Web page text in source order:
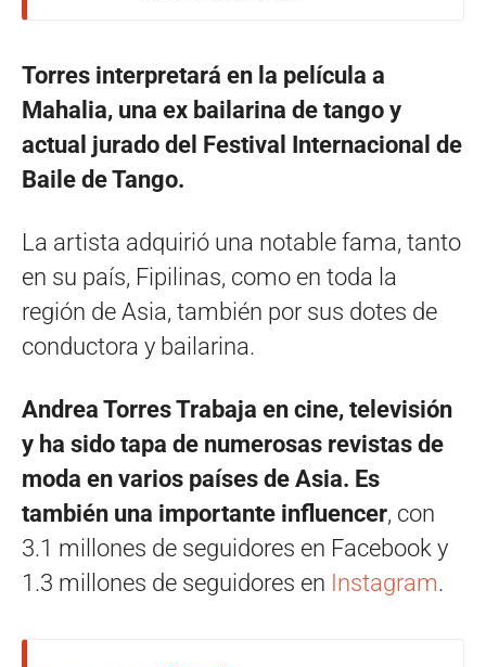
Torres interpretará en la película a
Mahalia, una ex bailarina de tango y
actual jurado del Festival Internacional de
Baile de Tango.
La artista adquirió una notable fama, tanto
en su país, Fipilinas, como en toda la
región de Asia, también por sus dotes de
conductora y bailarina.
Andrea Torres Trabaja en cine, televisión
y ha sido tapa de numerosas revistas de
moda en varios países de Asia. Es
también una importante influencer, con
3.1 millones de seguidores en Facebook y
1.3 millones de seguidores en Instagram.